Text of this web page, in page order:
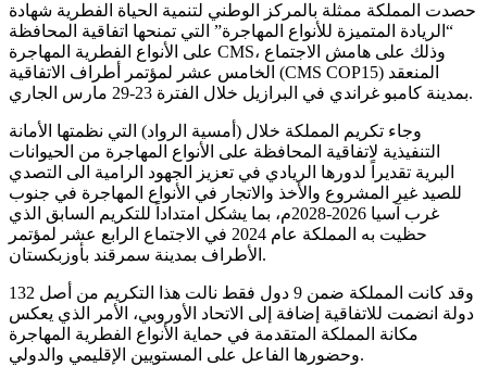
حصدت المملكة ممثلة بالمركز الوطني لتنمية الحياة الفطرية شهادة
“الريادة المتميزة للأنواع المهاجرة” التي تمنحها اتفاقية المحافظة
على الأنواع الفطرية المهاجرة CMS، وذلك على هامش الاجتماع
الخامس عشر لمؤتمر أطراف الاتفاقية (CMS COP15) المنعقد
بمدينة كامبو غراندي في البرازيل خلال الفترة 23-29 مارس الجاري.
وجاء تكريم المملكة خلال (أمسية الرواد) التي نظمتها الأمانة
التنفيذية لاتفاقية المحافظة على الأنواع المهاجرة من الحيوانات
البرية تقديراً لدورها الريادي في تعزيز الجهود الرامية الى التصدي
للصيد غير المشروع والأخذ والاتجار في الأنواع المهاجرة في جنوب
غرب آسيا 2026-2028م، بما يشكل امتداداً للتكريم السابق الذي
حظيت به المملكة عام 2024 في الاجتماع الرابع عشر لمؤتمر
الأطراف بمدينة سمرقند بأوزبكستان.
وقد كانت المملكة ضمن 9 دول فقط نالت هذا التكريم من أصل 132
دولة انضمت للاتفاقية إضافة إلى الاتحاد الأوروبي، الأمر الذي يعكس
مكانة المملكة المتقدمة في حماية الأنواع الفطرية المهاجرة
وحضورها الفاعل على المستويين الإقليمي والدولي.